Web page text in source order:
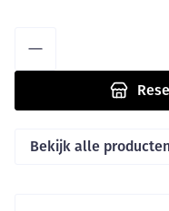
Bekijk alle